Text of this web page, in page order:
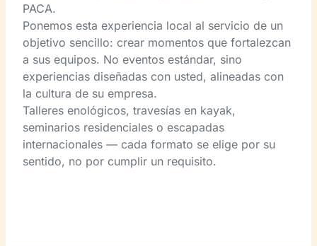
PACA.
Ponemos esta experiencia local al servicio de un
objetivo sencillo: crear momentos que fortalezcan
a sus equipos. No eventos estándar, sino
experiencias diseñadas con usted, alineadas con
la cultura de su empresa.
Talleres enológicos, travesías en kayak,
seminarios residenciales o escapadas
internacionales — cada formato se elige por su
sentido, no por cumplir un requisito.